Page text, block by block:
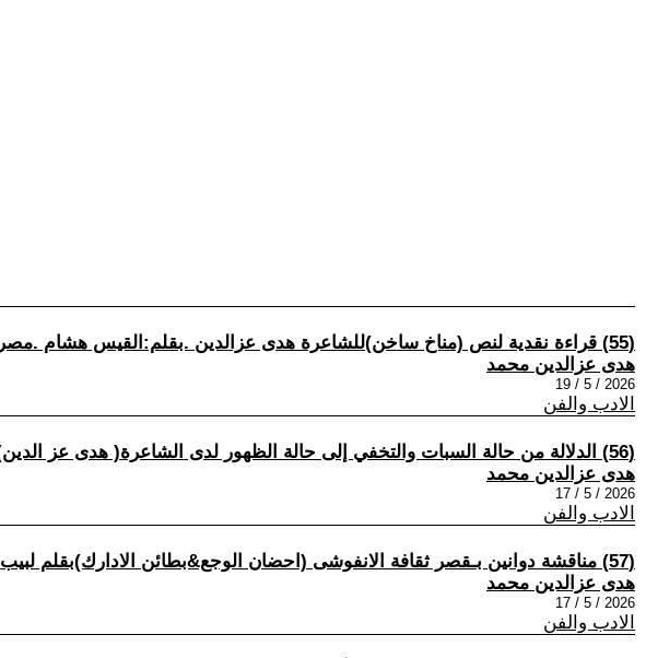
(55) قراءة نقدية لنص (مناخ ساخن)للشاعرة هدى عزالدين .بقلم:القيس هشام .مصر.
هدى عزالدين محمد
2026 / 5 / 19
الادب والفن
(56) الدلالة من حالة السبات والتخفي إلى حالة الظهور لدى الشاعرة( هدى عز الدين)مصر في ديوانها (أحضان الوجع) بقلم الناقدة سهيلة حماد / تونس.
هدى عزالدين محمد
2026 / 5 / 17
الادب والفن
(57) مناقشة دوانين بـقصر ثقافة الانفوشى (احضان الوجع&بطائن الادارك)بقلم لبيب سعد زيتون.مصر.
هدى عزالدين محمد
2026 / 5 / 17
الادب والفن